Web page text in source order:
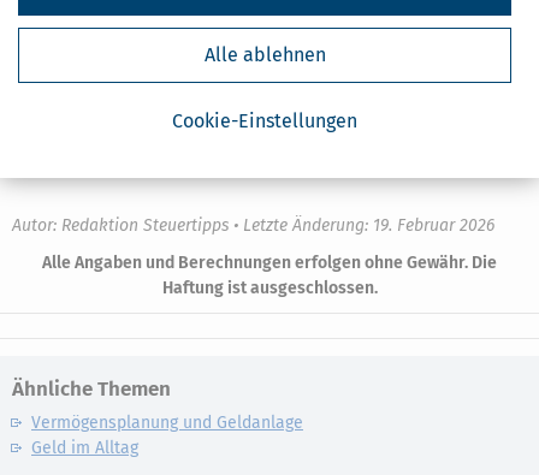
Cookie-Einstellungen
Alle ablehnen
der steuerlichen Veranlagung – hier werden dann alle Einkünfte,
Abzüge und ggf. Splitting mit betrachtet.
Erledige deine Steuer selbst – starte jetzt mit der
Autor: Redaktion Steuertipps • Letzte Änderung: 19. Februar 2026
Alle Angaben und Berechnungen erfolgen ohne Gewähr. Die
Haftung ist ausgeschlossen.
Ähnliche Themen
Vermögensplanung und Geldanlage
Geld im Alltag